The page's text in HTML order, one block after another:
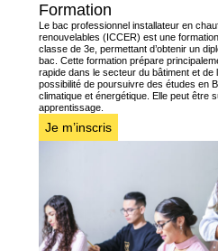
Formation
Le bac professionnel installateur en
renouvelables (ICCER) est une
classe de 3e, permettant d’obtenir un
bac. Cette formation prépare
rapide dans le secteur du bâtiment et de
possibilité de poursuivre des études en
climatique et énergétique. Elle peut être
apprentissage.
Je m’inscris